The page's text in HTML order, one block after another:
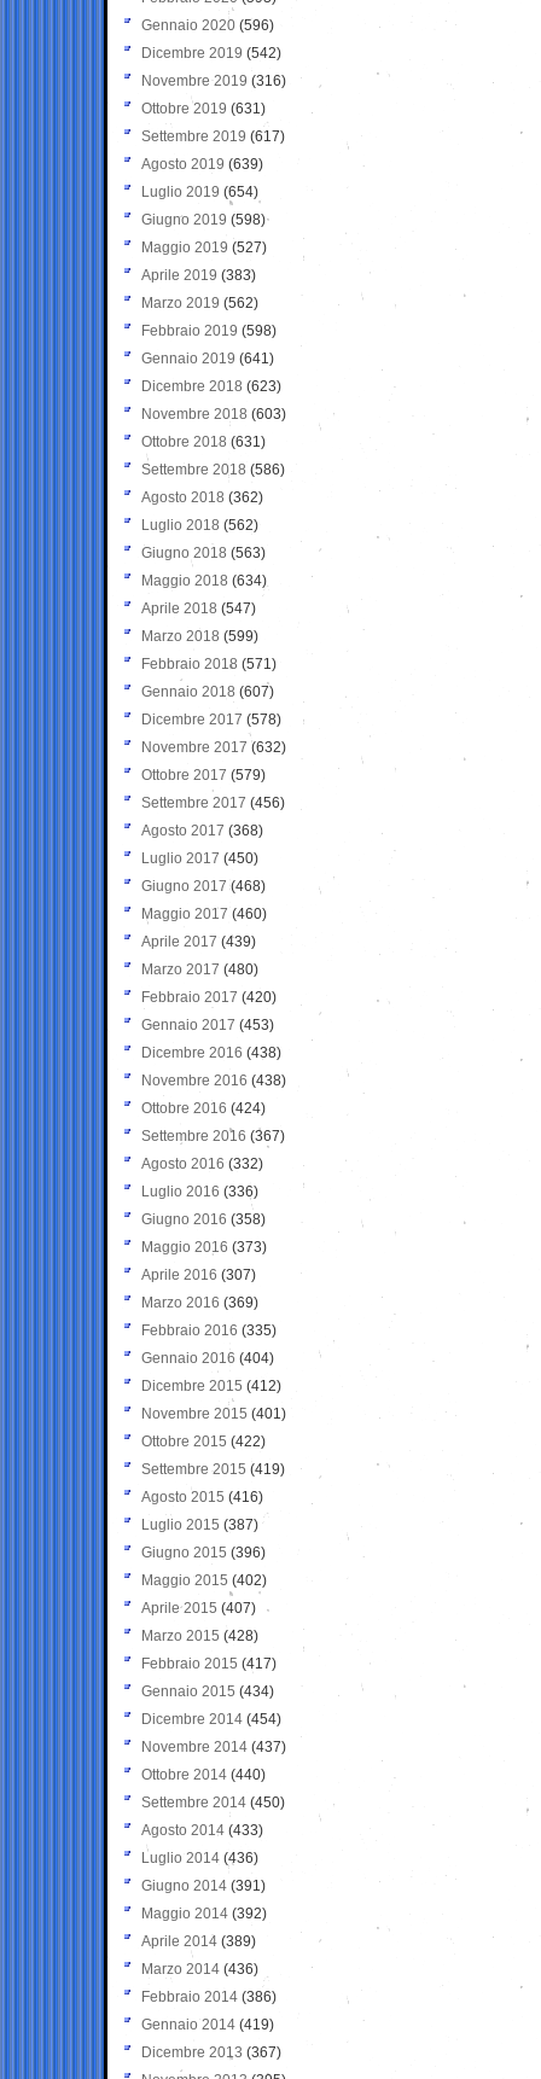
Gennaio 2020 (596)
Dicembre 2019 (542)
Novembre 2019 (316)
Ottobre 2019 (631)
Settembre 2019 (617)
Agosto 2019 (639)
Luglio 2019 (654)
Giugno 2019 (598)
Maggio 2019 (527)
Aprile 2019 (383)
Marzo 2019 (562)
Febbraio 2019 (598)
Gennaio 2019 (641)
Dicembre 2018 (623)
Novembre 2018 (603)
Ottobre 2018 (631)
Settembre 2018 (586)
Agosto 2018 (362)
Luglio 2018 (562)
Giugno 2018 (563)
Maggio 2018 (634)
Aprile 2018 (547)
Marzo 2018 (599)
Febbraio 2018 (571)
Gennaio 2018 (607)
Dicembre 2017 (578)
Novembre 2017 (632)
Ottobre 2017 (579)
Settembre 2017 (456)
Agosto 2017 (368)
Luglio 2017 (450)
Giugno 2017 (468)
Maggio 2017 (460)
Aprile 2017 (439)
Marzo 2017 (480)
Febbraio 2017 (420)
Gennaio 2017 (453)
Dicembre 2016 (438)
Novembre 2016 (438)
Ottobre 2016 (424)
Settembre 2016 (367)
Agosto 2016 (332)
Luglio 2016 (336)
Giugno 2016 (358)
Maggio 2016 (373)
Aprile 2016 (307)
Marzo 2016 (369)
Febbraio 2016 (335)
Gennaio 2016 (404)
Dicembre 2015 (412)
Novembre 2015 (401)
Ottobre 2015 (422)
Settembre 2015 (419)
Agosto 2015 (416)
Luglio 2015 (387)
Giugno 2015 (396)
Maggio 2015 (402)
Aprile 2015 (407)
Marzo 2015 (428)
Febbraio 2015 (417)
Gennaio 2015 (434)
Dicembre 2014 (454)
Novembre 2014 (437)
Ottobre 2014 (440)
Settembre 2014 (450)
Agosto 2014 (433)
Luglio 2014 (436)
Giugno 2014 (391)
Maggio 2014 (392)
Aprile 2014 (389)
Marzo 2014 (436)
Febbraio 2014 (386)
Gennaio 2014 (419)
Dicembre 2013 (367)